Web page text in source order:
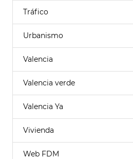
Tráfico
Urbanismo
Valencia
Valencia verde
Valencia Ya
Vivienda
Web FDM